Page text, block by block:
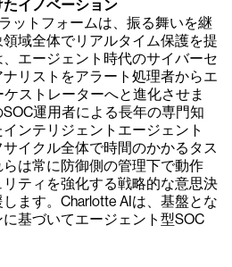
イノベーション
ットフォームは、振る舞いを継
域全体でリアルタイム保護を提
エージェント時代のサイバーセ
リストをアラート処理者からエ
ストレーターへと進化させま
運用者による長年の専門知
ンテリジェントエージェント
イクル全体で時間のかかるタス
は常に防御側の管理下で動作
ティを強化する戦略的な意思決
ます。Charlotte AIは、基盤とな
基づいてエージェント型SOC